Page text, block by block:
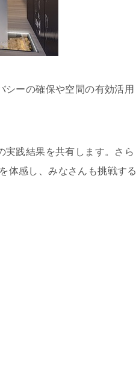
シーの確保や空間の有効活用
実践結果を共有します。さら
体感し、みなさんも挑戦する